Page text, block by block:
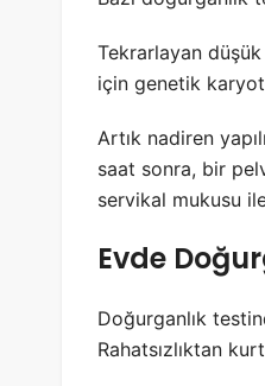
Tekrarlayan
için genetik
Artık nadiren
saat sonra, bir
servikal mukusu
Evde
Doğurganlık
Rahatsızlıktan